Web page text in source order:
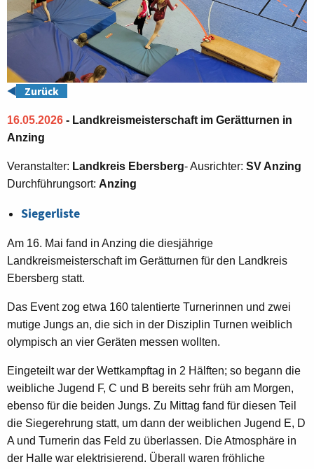
◀️ Zurück
16.05.2026 - Landkreismeisterschaft im Gerätturnen in
Anzing
Veranstalter: Landkreis Ebersberg- Ausrichter: SV Anzing
Durchführungsort: Anzing
Siegerliste
Am 16. Mai fand in Anzing die diesjährige
Landkreismeisterschaft im Gerätturnen für den Landkreis
Ebersberg statt.
Das Event zog etwa 160 talentierte Turnerinnen und zwei
mutige Jungs an, die sich in der Disziplin Turnen weiblich
olympisch an vier Geräten messen wollten.
Eingeteilt war der Wettkampftag in 2 Hälften; so begann die
weibliche Jugend F, C und B bereits sehr früh am Morgen,
ebenso für die beiden Jungs. Zu Mittag fand für diesen Teil
die Siegerehrung statt, um dann der weiblichen Jugend E, D
A und Turnerin das Feld zu überlassen. Die Atmosphäre in
der Halle war elektrisierend. Überall waren fröhliche